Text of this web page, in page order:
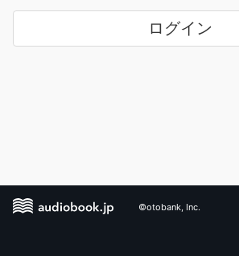
ログイン
©otobank, Inc.